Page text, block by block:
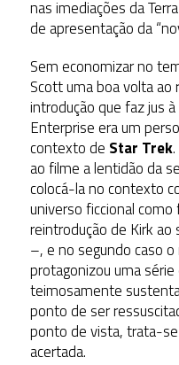
nas imediações da
de apresentação da
Sem economizar no
Scott uma boa volta ao
introdução que faz jus
Enterprise era um
contexto de Star Trek
ao filme a lentidão da
colocá-la no contexto
universo ficcional
reintrodução de Kirk
–, e no segundo caso
protagonizou uma
teimosamente
ponto de ser
ponto de vista, trata-
acertada.